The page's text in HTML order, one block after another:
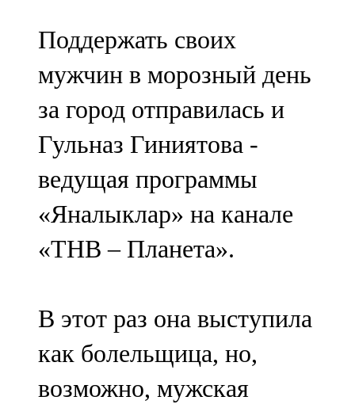
Поддержать своих
мужчин в морозный день
за город отправилась и
Гульназ Гиниятова -
ведущая программы
«Яналыклар» на канале
«ТНВ – Планета».
В этот раз она выступила
как болельщица, но,
возможно, мужская